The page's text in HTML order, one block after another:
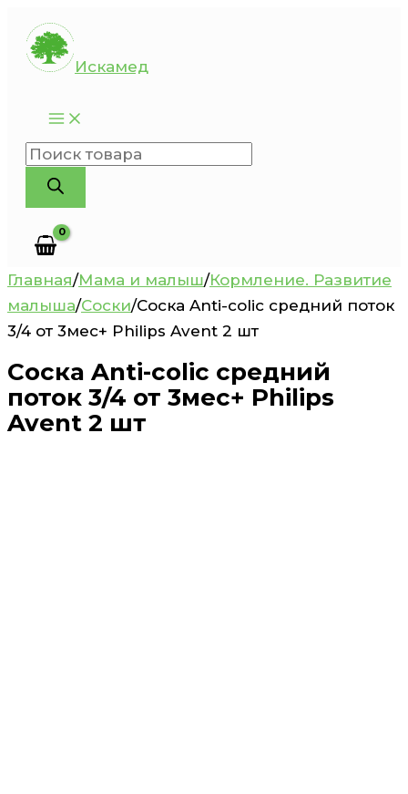
Перейти
содержимому
Искамед
Поиск
товаров
Главная/Мама и малыш/Кормление. Развитие
малыша/Соски/Соска Anti-colic средний поток
3/4 от 3мес+ Philips Avent 2 шт
Соска Anti-colic средний
поток 3/4 от 3мес+ Philips
Avent 2 шт